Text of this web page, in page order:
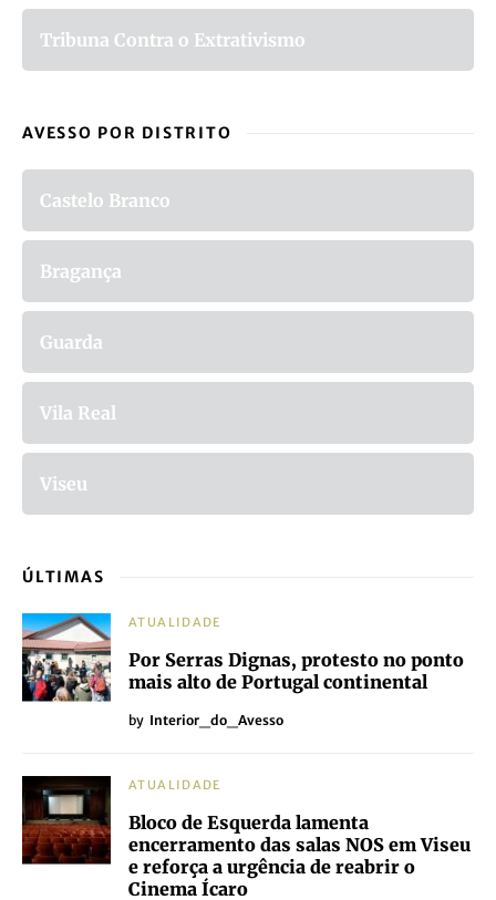
RADIOGRAFIAS CONCELHIAS
DESTAQUES
Portal das Denúncias Ambientais
Reportagem 7 Vidas
Dossier: Águas do Planalto
Tribuna Contra o Extrativismo
AVESSO POR DISTRITO
Castelo Branco
Guarda
Vila Real